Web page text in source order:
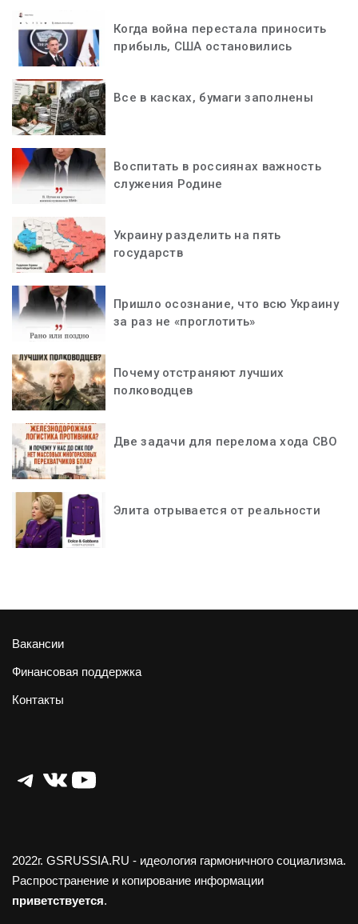
Когда война перестала приносить
прибыль, США остановились
Все в касках, бумаги заполнены
Воспитать в россиянах важность
служения Родине
Украину разделить на пять
государств
Пришло осознание, что всю Украину
за раз не «проглотить»
Почему отстраняют лучших
полководцев
Две задачи для перелома хода СВО
Элита отрывается от реальности
Вакансии
Финансовая поддержка
Контакты
Telegram
ВКонтакте
YouTube
2022г. GSRUSSIA.RU - идеология гармоничного социализма.
Распространение и копирование информации
приветствуется.